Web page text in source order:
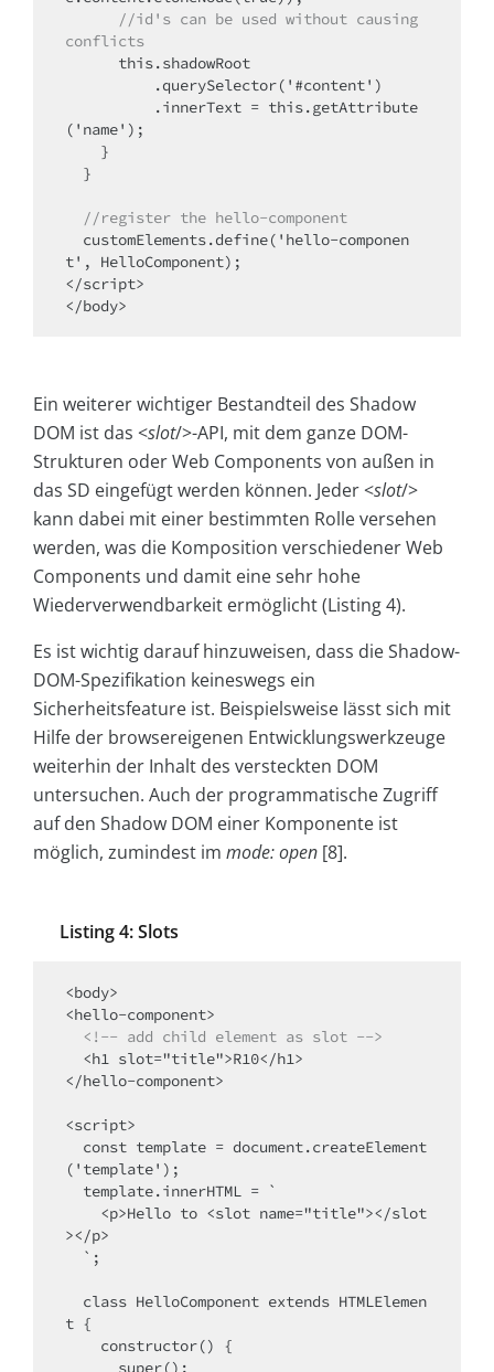
conflicts
('name');
//register the hello-component
t', HelloComponent);
</script>
</body>
Ein weiterer wichtiger Bestandteil des Shadow
DOM ist das <slot/>-API, mit dem ganze DOM-
Strukturen oder Web Components von außen in
das SD eingefügt werden können. Jeder <slot/>
kann dabei mit einer bestimmten Rolle versehen
werden, was die Komposition verschiedener Web
Components und damit eine sehr hohe
Wiederverwendbarkeit ermöglicht (Listing 4).
Es ist wichtig darauf hinzuweisen, dass die Shadow-
DOM-Spezifikation keineswegs ein
Sicherheitsfeature ist. Beispielsweise lässt sich mit
Hilfe der browsereigenen Entwicklungswerkzeuge
weiterhin der Inhalt des versteckten DOM
untersuchen. Auch der programmatische Zugriff
auf den Shadow DOM einer Komponente ist
möglich, zumindest im mode:open [8].
Listing 4: Slots
<body>
<hello-component>
<!-- add child element as slot -->
</hello-component>
<script>
('template');
></p>
t {